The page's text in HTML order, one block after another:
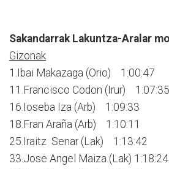
Sakandarrak Lakuntza-Aralar
Gizonak
1.Ibai Makazaga (Orio) 1:00:47
11.Francisco Codon (Irur) 1:07:35
16.Ioseba Iza (Arb) 1:09:33
18.Fran Araña (Arb) 1:10:11
25.Iraitz Senar (Lak) 1:13:42
33.Jose Angel Maiza (Lak) 1:18:24